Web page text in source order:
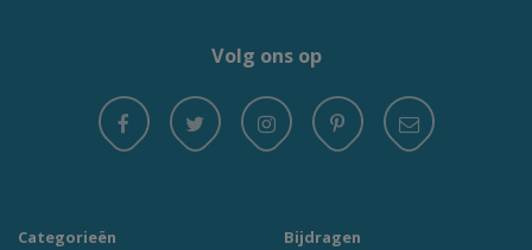
Volg ons op
Categorieën
Bijdragen